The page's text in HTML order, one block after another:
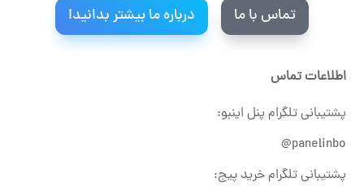
تماس با ما درباره ما بیشتر بدانید!
اطلاعات تماس
پشتیبانی تلگرام پنل اینبو:
panelinbo@
پشتیبانی تلگرام خرید پیج: